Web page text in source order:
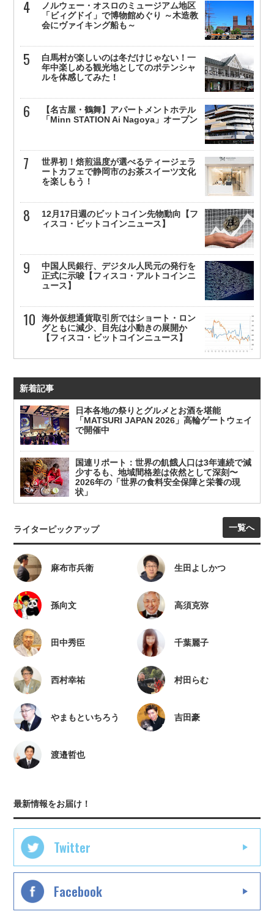
ノルウェー・オスロのミュージアム地区
「ビィグドイ」で博物館めぐり ～木造教
会にヴァイキング船も～
白馬村が楽しいのは冬だけじゃない！一
年中楽しめる観光地としてのポテンシャ
ルを体感してみた！
【名古屋・鶴舞】アパートメントホテル
「Minn STATION Ai Nagoya」オープン
世界初！焙煎温度が選べるティージェラ
ートカフェで静岡市のお茶スイーツ文化
を楽しもう！
12月17日週のビットコイン先物動向【フ
ィスコ・ビットコインニュース】
中国人民銀行、デジタル人民元の発行を
正式に示唆【フィスコ・アルトコインニ
ュース】
海外仮想通貨取引所ではショート・ロン
グともに減少、目先は小動きの展開か
【フィスコ・ビットコインニュース】
新着記事
日本各地の祭りとグルメとお酒を堪能
「MATSURI JAPAN 2026」高輪ゲートウェイ
で開催中
国連リポート：世界の飢餓人口は3年連続で減
少するも、地域間格差は依然として深刻〜
2026年の「世界の食料安全保障と栄養の現
状」
ライターピックアップ 一覧へ
麻布市兵衛 生田よしかつ
孫向文 高須克弥
田中秀臣 千葉麗子
西村幸祐 村田らむ
やまもといちろう 吉田豪
渡邉哲也
最新情報をお届け！
Twitter
Facebook